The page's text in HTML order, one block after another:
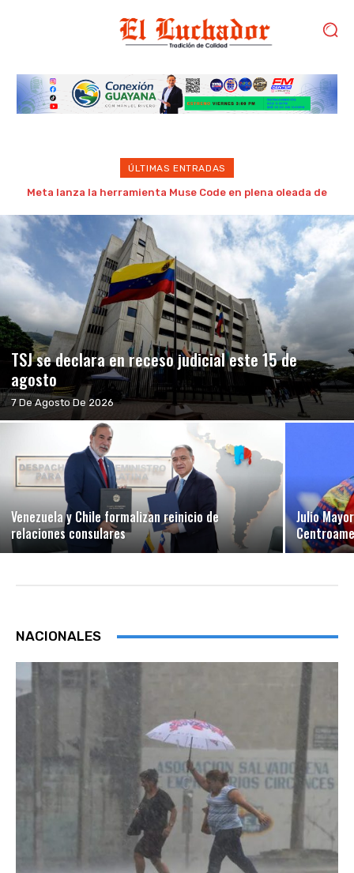
ÚLTIMAS ENTRADAS
Incendio en local comercial del Paseo Orinoco dejó a varios
TSJ se declara en receso judicial este 15 de
agosto
7 De Agosto De 2026
Venezuela y Chile formalizan reinicio de
relaciones consulares
Julio
NACIONALES